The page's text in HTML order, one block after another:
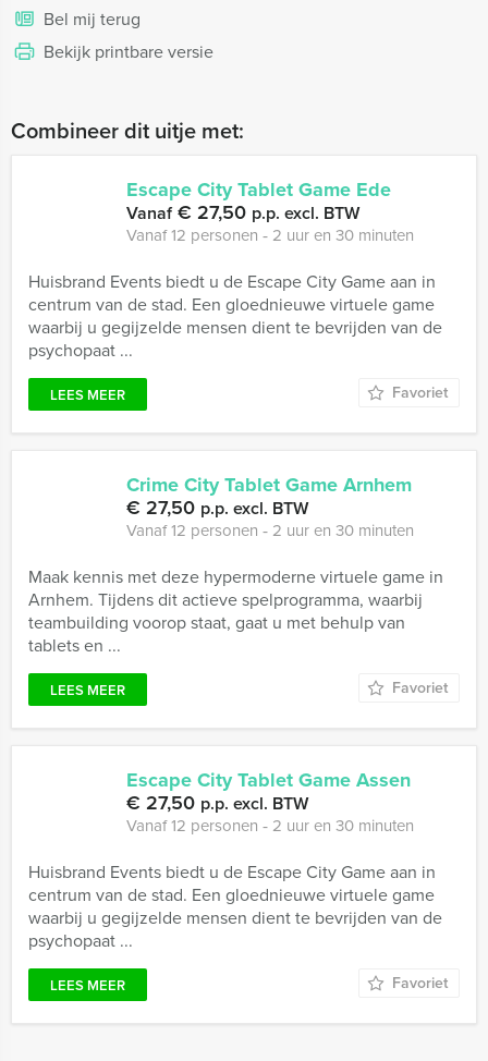
Bel mij terug
Bekijk printbare versie
Combineer dit uitje met:
Escape City Tablet Game Ede
Vanaf€ 27,50 p.p. excl. BTW
Vanaf 12 personen ‐ 2 uur en 30 minuten
Huisbrand Events biedt u de Escape City Game aan in
centrum van de stad. Een gloednieuwe virtuele game
waarbij u gegijzelde mensen dient te bevrijden van de
psychopaat ...
LEES MEER Favoriet
Crime City Tablet Game Arnhem
€ 27,50 p.p. excl. BTW
Vanaf 12 personen ‐ 2 uur en 30 minuten
Maak kennis met deze hypermoderne virtuele game in
Arnhem. Tijdens dit actieve spelprogramma, waarbij
teambuilding voorop staat, gaat u met behulp van
tablets en ...
LEES MEER Favoriet
Escape City Tablet Game Assen
€ 27,50 p.p. excl. BTW
Vanaf 12 personen ‐ 2 uur en 30 minuten
Huisbrand Events biedt u de Escape City Game aan in
centrum van de stad. Een gloednieuwe virtuele game
waarbij u gegijzelde mensen dient te bevrijden van de
psychopaat ...
LEES MEER Favoriet